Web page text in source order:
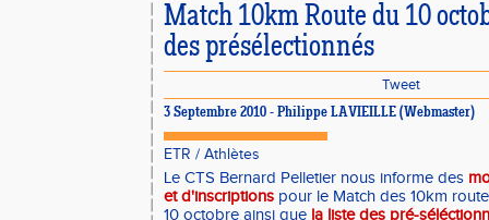
Match 10km Route du 10
des présélectionnés
Tweet
3 Septembre 2010 - Philippe LAVIEILLE (Webmaster)
ETR / Athlètes
Le CTS Bernard Pelletier nous informe des
et d'inscriptions pour le Match des 10km
10 octobre ainsi que la liste des pré-